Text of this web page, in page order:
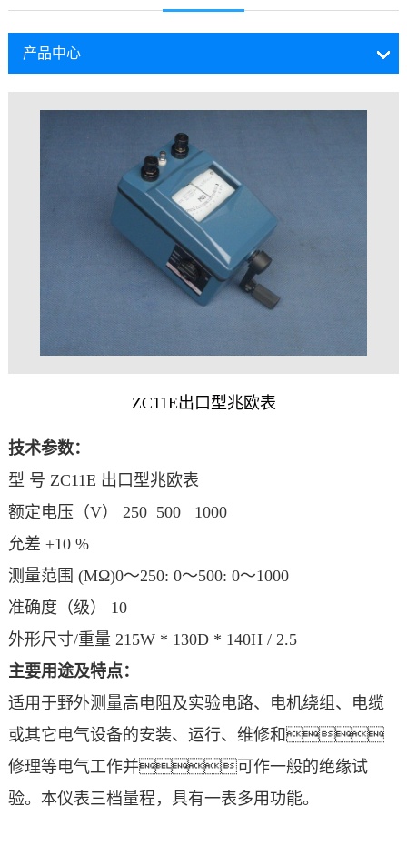
产品中心
ZC11E出口型兆欧表
技术参数：
型 号 ZC11E 出口型兆欧表
额定电压（V） 250 500 1000
允差 ±10 %
测量范围 (MΩ)0～250: 0～500: 0～1000
准确度（级） 10
外形尺寸/重量 215W * 130D * 140H / 2.5
主要用途及特点：
适用于野外测量高电阻及实验电路、电机绕组、电缆
或其它电气设备的安装、运行、维修和
修理等电气工作并可作一般的绝缘试
验。本仪表三档量程，具有一表多用功能。